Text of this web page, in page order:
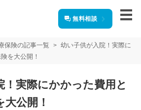
無料相談
保険の記事一覧
幼い子供が入院！実際に
を大公開！
！実際にかかった費用と
公開！